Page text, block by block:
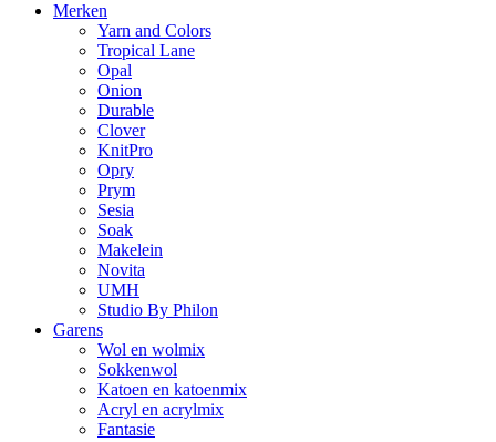
Merken
Yarn and Colors
Tropical Lane
Opal
Onion
Durable
Clover
KnitPro
Opry
Prym
Sesia
Soak
Makelein
Novita
UMH
Studio By Philon
Garens
Wol en wolmix
Sokkenwol
Katoen en katoenmix
Acryl en acrylmix
Fantasie